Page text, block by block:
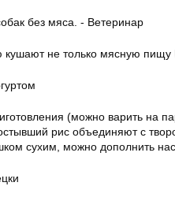
кушают не только мясную пищу
(можно варить на
рис объединяют с
сухим, можно дополнить